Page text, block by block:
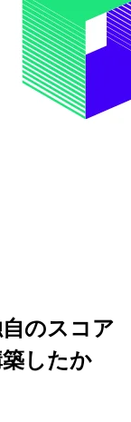
のスコア
したか